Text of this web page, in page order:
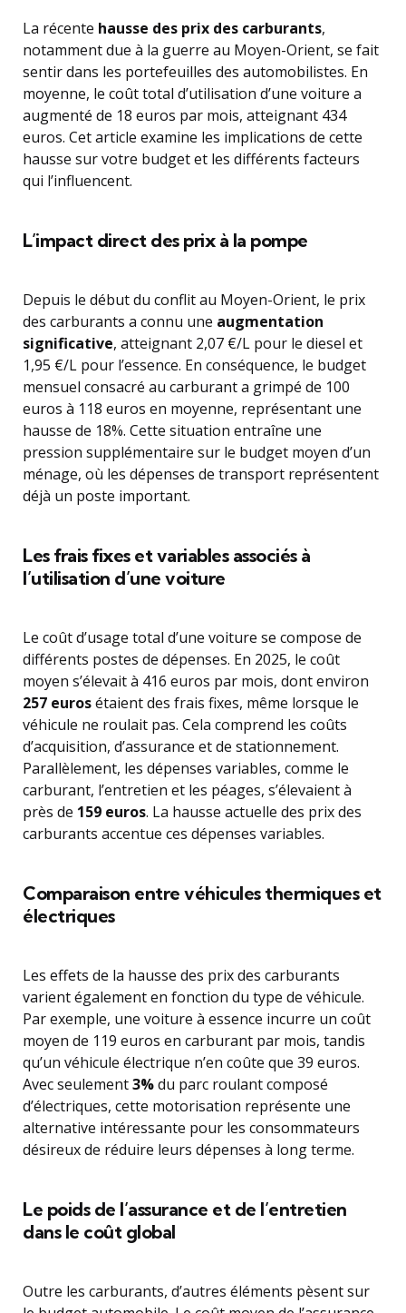
La récente hausse des prix des carburants,
notamment due à la guerre au Moyen-Orient, se fait
sentir dans les portefeuilles des automobilistes. En
moyenne, le coût total d’utilisation d’une voiture a
augmenté de 18 euros par mois, atteignant 434
euros. Cet article examine les implications de cette
hausse sur votre budget et les différents facteurs
qui l’influencent.
L’impact direct des prix à la pompe
Depuis le début du conflit au Moyen-Orient, le prix
des carburants a connu une augmentation
significative, atteignant 2,07 €/L pour le diesel et
1,95 €/L pour l’essence. En conséquence, le budget
mensuel consacré au carburant a grimpé de 100
euros à 118 euros en moyenne, représentant une
hausse de 18%. Cette situation entraîne une
pression supplémentaire sur le budget moyen d’un
ménage, où les dépenses de transport représentent
déjà un poste important.
Les frais fixes et variables associés à
l’utilisation d’une voiture
Le coût d’usage total d’une voiture se compose de
différents postes de dépenses. En 2025, le coût
moyen s’élevait à 416 euros par mois, dont environ
257 eurosétaient des frais fixes, même lorsque le
véhicule ne roulait pas. Cela comprend les coûts
d’acquisition, d’assurance et de stationnement.
Parallèlement, les dépenses variables, comme le
carburant, l’entretien et les péages, s’élevaient à
près de 159 euros. La hausse actuelle des prix des
carburants accentue ces dépenses variables.
Comparaison entre véhicules thermiques et
électriques
Les effets de la hausse des prix des carburants
varient également en fonction du type de véhicule.
Par exemple, une voiture à essence incurre un coût
moyen de 119 euros en carburant par mois, tandis
qu’un véhicule électrique n’en coûte que 39 euros.
Avec seulement3%du parc roulant composé
d’électriques, cette motorisation représente une
alternative intéressante pour les consommateurs
désireux de réduire leurs dépenses à long terme.
Le poids de l’assurance et de l’entretien
dans le coût global
Outre les carburants, d’autres éléments pèsent sur